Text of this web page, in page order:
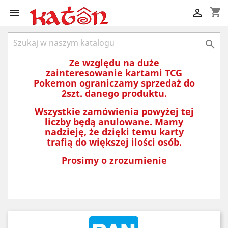
 shopping_cart


Ze względu na duże
zainteresowanie kartami TCG
Pokemon ograniczamy sprzedaż do
2szt. danego produktu.
Wszystkie zamówienia powyżej tej
liczby będą anulowane. Mamy
nadzieję, że dzięki temu karty
trafią do większej ilości osób.
Prosimy o zrozumienie